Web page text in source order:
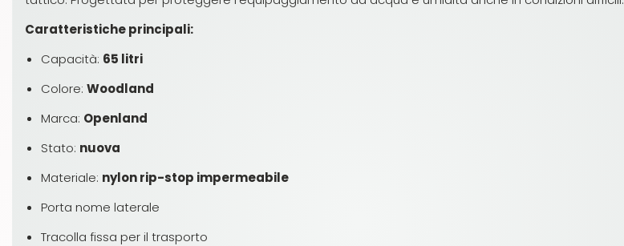
Caratteristiche principali:
Capacità: 65 litri
Colore: Woodland
Marca: Openland
Stato: nuova
Materiale: nylon rip-stop impermeabile
Porta nome laterale
Tracolla fissa per il trasporto